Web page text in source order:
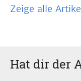
Zeige alle
Hat dir der